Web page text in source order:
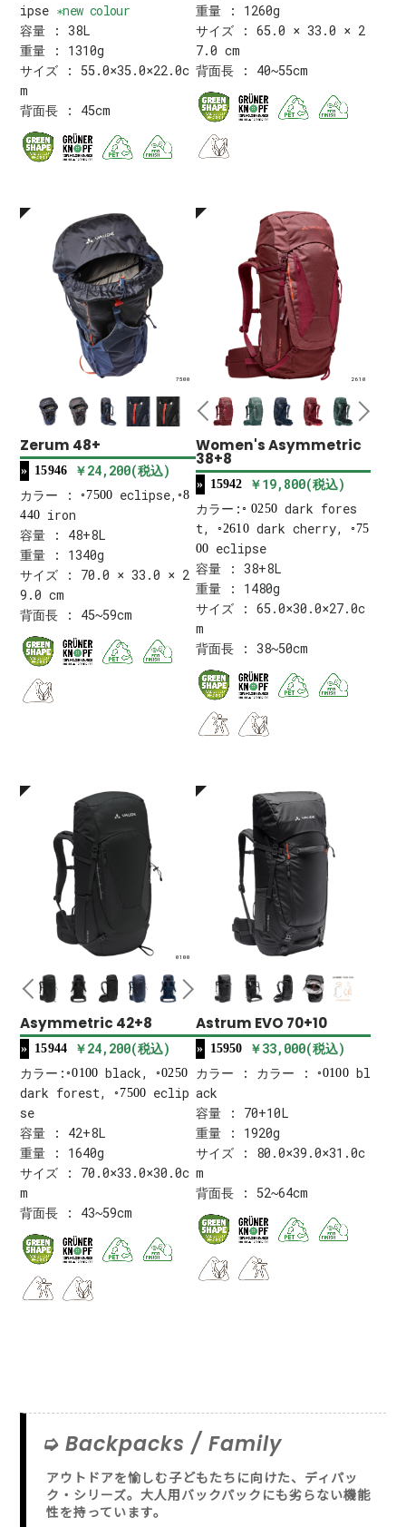
ipse
容量 : 38L
重量 : 1310g
サイズ : 55.0×35.0×22.0c
m
背面長 : 45cm
重量 : 1260g
サイズ : 65.0 × 33.0 × 2
7.0 cm
背面長 : 40~55cm
7500
Zerum 48+
15946
￥24,200(税込)
カラー : 7500 eclipse, 8
440 iron
容量 : 48+8L
重量 : 1340g
サイズ : 70.0 × 33.0 × 2
9.0 cm
背面長 : 45~59cm
2610
Women's Asymmetric
38+8
15942
￥19,800(税込)
カラー:
0250dark fores
t,
2610dark cherry,
75
00 eclipse
容量 : 38+8L
重量 : 1480g
サイズ : 65.0×30.0×27.0c
m
背面長 : 38~50cm
0100
Asymmetric 42+8
15944
￥24,200(税込)
カラー: 0100 black, 0250
dark forest, 7500 eclip
se
容量 : 42+8L
重量 : 1640g
サイズ : 70.0×33.0×30.0c
m
背面長 : 43~59cm
Astrum EVO 70+10
15950
￥33,000(税込)
カラー : カラー :
0100bl
ack
容量 : 70+10L
重量 : 1920g
サイズ : 80.0×39.0×31.0c
m
背面長 : 52~64cm
Backpacks / Family
アウトドアを愉しむ子どもたちに向けた、ディパッ
ク・シリーズ。大人用バックパックにも劣らない機能
性を持っています。